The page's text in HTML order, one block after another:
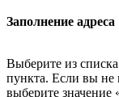
Заполнение адреса
Выберите из
пункта. Если вы не
выберите